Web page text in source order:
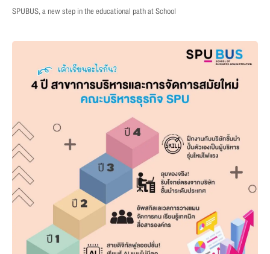
SPUBUS, a new step in the educational path at School